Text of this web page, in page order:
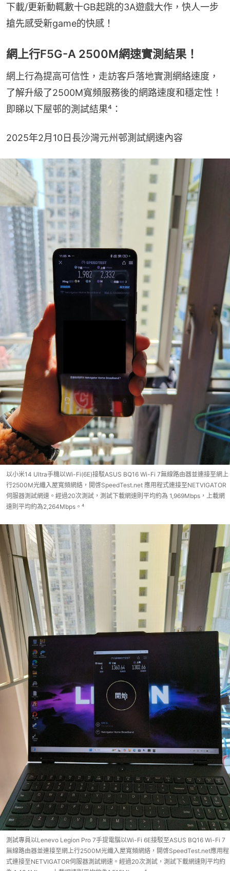
下載/更新動輒數十GB起跳的3A遊戲大作，快人一步
搶先感受新game的快感！
網上行F5G-A 2500M網速實測結果！
網上行為提高可信性，走訪客戶落地實測網絡速度，
了解升級了2500M寬頻服務後的網路速度和穩定性！
即睇以下屋邨的測試結果⁴：
2025年2月10日長沙灣元州邨測試網速內容
以小米14 Ultra手機以Wi-Fi(6E)接駁ASUS BQ16 Wi-Fi 7無線路由器並連接至網上
行2500M光纖入屋寬頻網絡，開啓SpeedTest.net 應用程式連接至NETVIGATOR
伺服器測試網速。經過20次測試，測試下載網速則平均約為 1,969Mbps，上載網
速則平均約為2,264Mbps。⁴
測試專員以Lenevo Legion Pro 7手提電腦以Wi-Fi 6E接駁至ASUS BQ16 Wi-Fi 7
無線路由器並連接至網上行2500M光纖入屋寬頻網絡，開啓SpeedTest.net應用程
式連接至NETVIGATOR伺服器測試網速。經過20次測試，測試下載網速則平均約